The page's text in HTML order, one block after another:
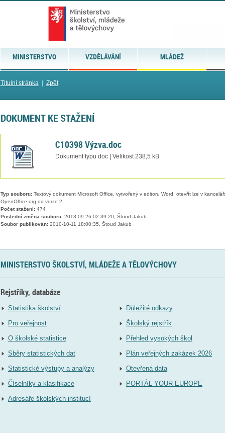
MINISTERSTVO VZDĚLÁVÁNÍ MLÁDEŽ
Titulní stránka| Zpět
DOKUMENT KE STAŽENÍ
C10398 Výzva.doc
Dokument typu doc | Velikost 238,5 kB
Typ souboru:Textový dokument Microsoft Office, vytvořený v editoru Word, otevřít lze v
OpenOffice.org od verze 2.
Počet stažení:474
Poslední změna souboru:2013-09-26 02:39:20, Štoud Jakub
Soubor publikován:2010-10-11 18:00:35, Štoud Jakub
MINISTERSTVO ŠKOLSTVÍ, MLÁDEŽE A TĚLOVÝCHOVY
Rejstříky, databáze
Statistika školství
Pro veřejnost
O školské statistice
Sběry statistických dat
Statistické výstupy a analýzy
Číselníky a klasifikace
Adresáře školských institucí
Důležité odkazy
Školský rejstřík
Přehled vysokých škol
Plán veřejných zakázek 2026
Otevřená data
PORTÁL YOUR EUROPE